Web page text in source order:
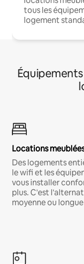
tous les
logement
Locations
Des logements
le wifi et les
vous installer
plus. C'est
moyenne ou